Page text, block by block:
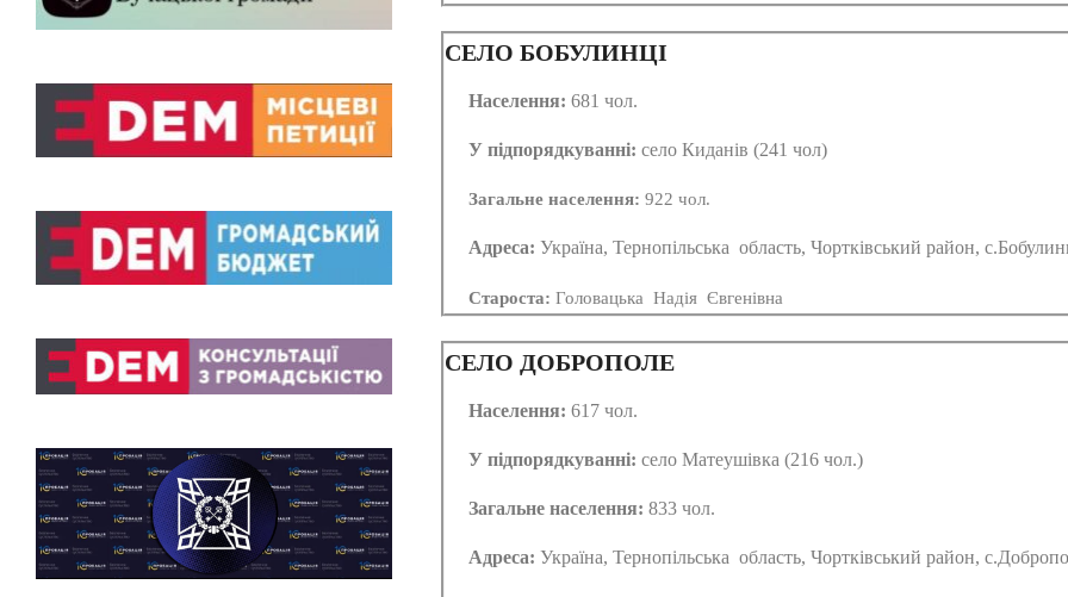
СЕЛО БОБУЛИНЦІ
Населення: 681 чол.
У підпорядкуванні: село Киданів (241 чол)
Загальне населення: 922 чол.
Адреса: Україна, Тернопільська область, Чортківський район,
Староста: Головацька Надія Євгенівна
СЕЛО ДОБРОПОЛЕ
Населення: 617 чол.
У підпорядкуванні: село Матеушівка (216 чол.)
Загальне населення: 833 чол.
Адреса: Україна, Тернопільська область, Чортківський район,